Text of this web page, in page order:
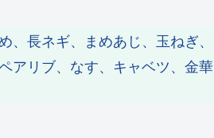
長ネギ、まめあじ、玉ねぎ、
アリブ、なす、キャベツ、金華